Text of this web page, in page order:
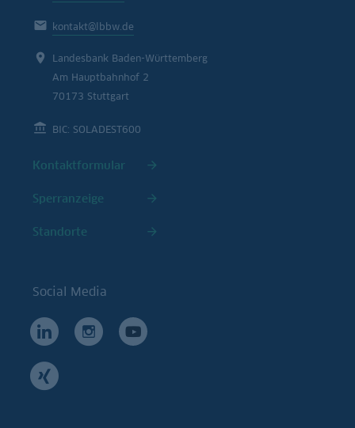
kontakt@lbbw.de
Landesbank Baden-Württemberg
Am Hauptbahnhof 2
70173 Stuttgart
BIC: SOLADEST600
Kontaktformular
Sperranzeige
Standorte
Social Media